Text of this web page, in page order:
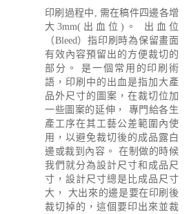
印刷過程中, 需在稿件四邊各增
大3mm(出血位)。 出血位
（Bleed）指印刷時為保留畫面
有效內容預留出的方便裁切的
部分。 是一個常用的印刷術
語，印刷中的出血是指加大產
品外尺寸的圖案，在裁切位加
一些圖案的延伸， 專門給各生
產工序在其工藝公差範圍內使
用，以避免裁切後的成品露白
邊或裁到內容。 在制做的時候
我們就分為設計尺寸和成品尺
寸，設計尺寸總是比成品尺寸
大， 大出來的邊是要在印刷後
裁切掉的，這個要印出來並裁